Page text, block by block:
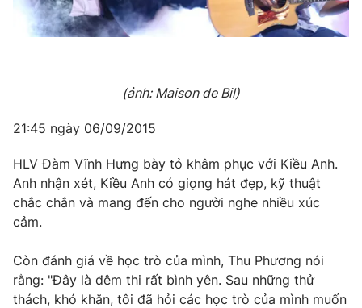
(ảnh: Maison de Bil)
21:45 ngày 06/09/2015
HLV Đàm Vĩnh Hưng bày tỏ khâm phục với Kiều Anh.
Anh nhận xét, Kiều Anh có giọng hát đẹp, kỹ thuật
chắc chắn và mang đến cho người nghe nhiều xúc
cảm.
Còn đánh giá về học trò của mình, Thu Phương nói
rằng: "Đây là đêm thi rất bình yên. Sau những thử
thách, khó khăn, tôi đã hỏi các học trò của mình muốn